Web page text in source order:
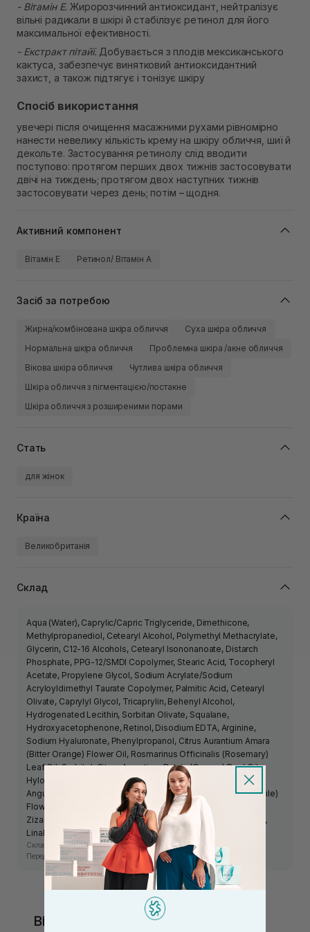
- Вітамін E. Жиророзчинний антиоксидант, нейтралізує
вільні радикали в шкірі й стабілізує ретинол для його
максимальної ефективності.
- Екстракт пітайї. Добувається з плодів мексиканського
кактуса, забезпечує винятковий антиоксидантний
захист, а також підтягує і тонізує шкіру
Спосіб використання
увечері після очищення масажними рухами рівномірно
нанести невелику кількість крему на шкіру обличчя, шиї й
декольте. Застосування ретинолу слід вводити
поступово: протягом перших двох тижнів застосовувати
двічі на тиждень; протягом двох наступних тижнів
застосовувати через день; потім – щодня.
Активний компонент
Вітамін Е Ретинол/ Вітамін А
Засіб за потребою
Жирна/комбінована шкіра обличчя
Суха шкіра обличчя
Нормальна шкіра обличчя
Проблемна шкіра /акне обличчя
Вікова шкіра обличчя
Чутлива шкіра обличчя
Шкіра обличчя з пігментацією/постакне
Шкіра обличчя з розширеними порами
Стать
для жінок
Країна
Великобританія
Склад
Aqua (Water), Caprylic/Capric Triglyceride, Dimethicone,
Methylpropanediol, Cetearyl Alcohol, Polymethyl Methacrylate,
Glycerin, C12-16 Alcohols, Cetearyl Isononanoate, Distarch
Phosphate, PPG-12/SMDI Copolymer, Stearic Acid, Tocopheryl
Acetate, Propylene Glycol, Sodium Acrylate/Sodium
Acryloyldimethyl Taurate Copolymer, Palmitic Acid, Cetearyl
Olivate, Caprylyl Glycol, Tricaprylin, Behenyl Alcohol,
Hydrogenated Lecithin, Sorbitan Olivate, Squalane,
Hydroxyacetophenone, Retinol, Disodium EDTA, Arginine,
Sodium Hyaluronate, Phenylpropanol, Citrus Aurantium Amara
(Bitter Orange) Flower Oil, Rosmarinus Officinalis (Rosemary)
Leaf Oil, Sorbitol, Citrus Aurantium Dulcis (Orange) Peel Oil,
Hylocereus Undatus (Dragon Fruit) Fruit Extract, Lavandula
Angustifolia (Lavender) Herb Oil, Anthemis Nobilis (Chamomile)
Flower Oil, Pogostemon Cablin (Patchouli) Leaf Oil, Vetiveria
Zizanoides (Vetiver) Root Oil, BHT, Ascorbic Acid, Limonene,
Linalool, Geraniol.
Склад засобу може змінюватись виробником.
Перед використанням ознайомтесь з інформацією на упаковці.
Відгуки